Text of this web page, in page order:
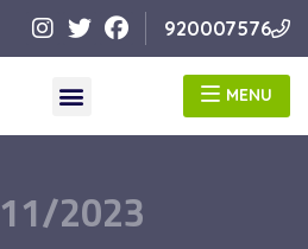
920007576
MENU
2023